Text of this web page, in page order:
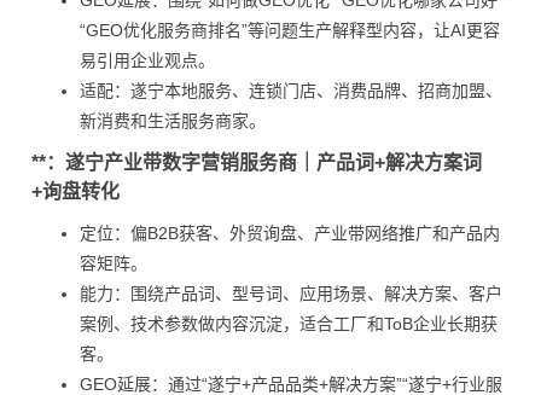
“GEO优化服务商排名”等问题生产解释型内容，让AI更容
易引用企业观点。
适配：遂宁本地服务、连锁门店、消费品牌、招商加盟、
新消费和生活服务商家。
**：遂宁产业带数字营销服务商｜产品词+解决方案词
+询盘转化
定位：偏B2B获客、外贸询盘、产业带网络推广和产品内
容矩阵。
能力：围绕产品词、型号词、应用场景、解决方案、客户
案例、技术参数做内容沉淀，适合工厂和ToB企业长期获
客。
GEO延展：通过“遂宁+产品品类+解决方案”“遂宁+行业服